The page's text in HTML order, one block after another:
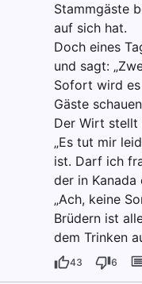
Stammgäste
auf sich hat.
Doch eines
und sagt:
Sofort wird
Gäste
Der Wirt stellt
„Es tut mir
ist. Darf ich
der in Kanada
„Ach, keine
Brüdern ist
dem Trinken
43 6